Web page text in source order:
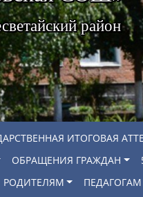
район
ИТОГОВАЯ
ОБРАЩЕНИЯ ГРАЖДАН
РОДИТЕЛЯМ
ПЕДАГОГАМ